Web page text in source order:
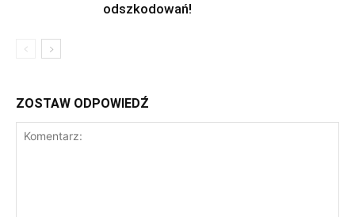
odszkodowań!
ZOSTAW ODPOWIEDŹ